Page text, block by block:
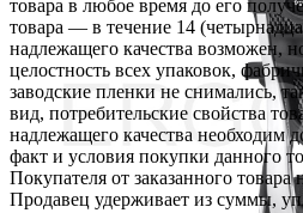
товара в любое время до его
товара — в течение 14
надлежащего качества возможен,
целостность всех упаковок,
заводские пленки не снимались,
вид, потребительские свойства
надлежащего качества необходим
факт и условия покупки данного
Покупателя от заказанного товара
Продавец удерживает из суммы,